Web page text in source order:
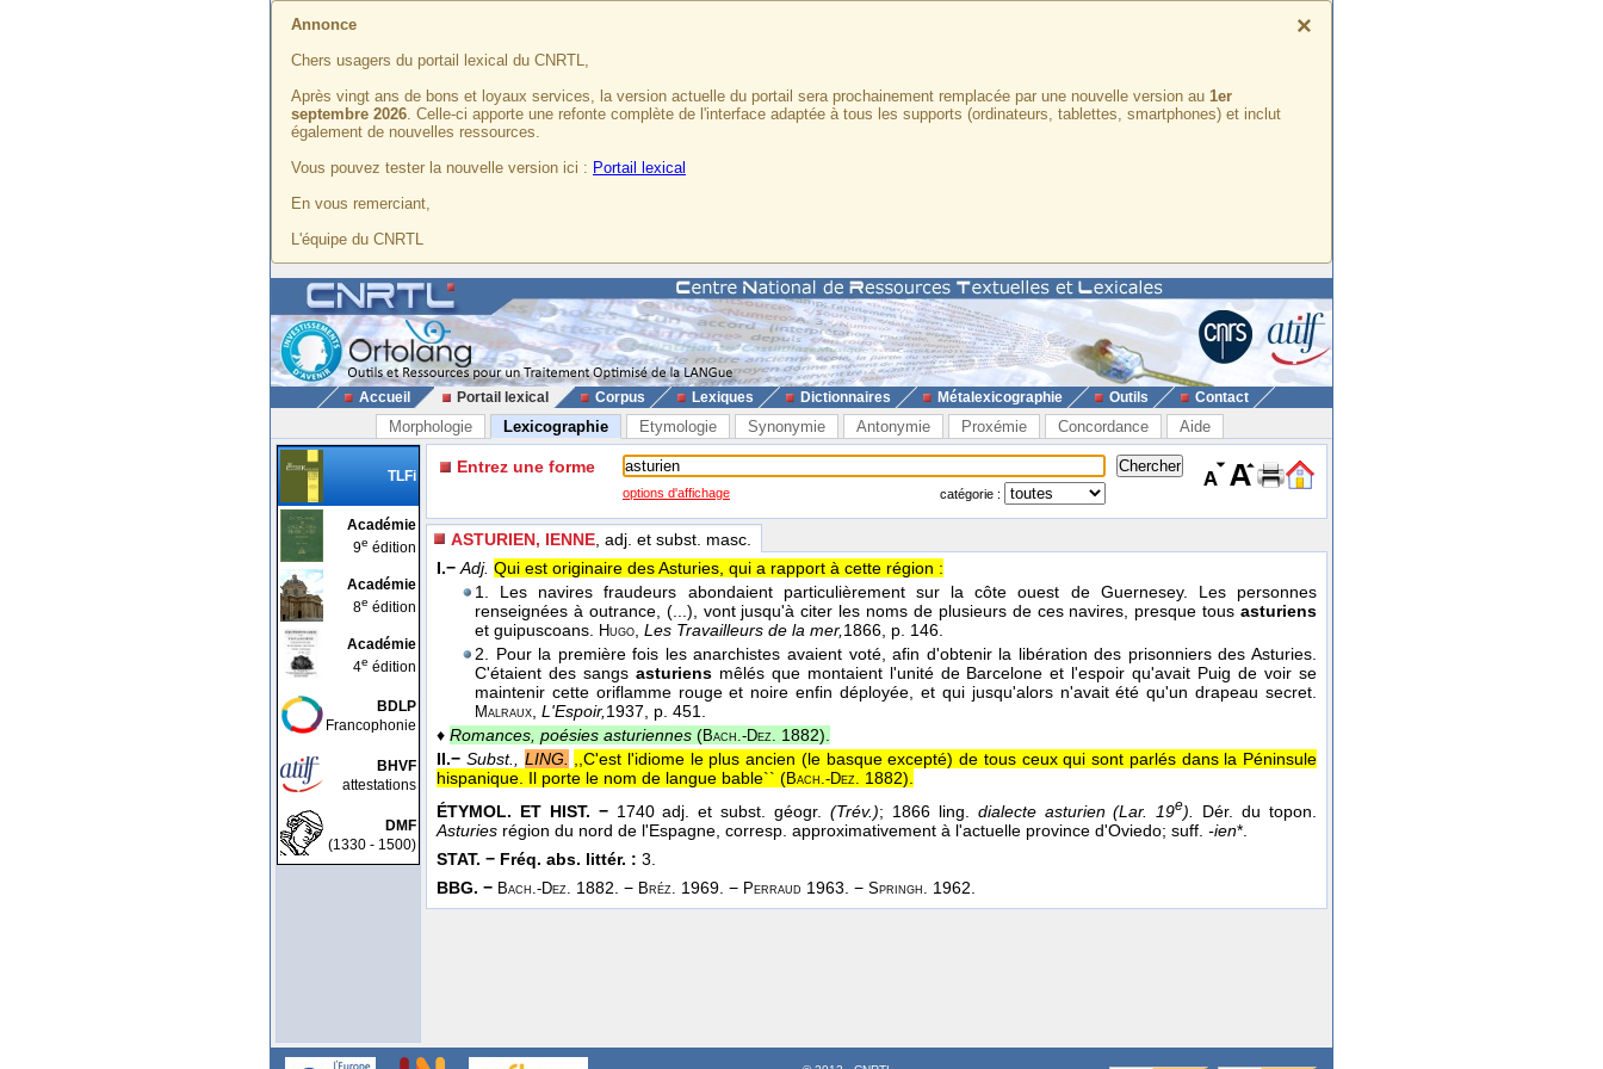
×
Annonce
Chers usagers du portail lexical du CNRTL,
Après vingt ans de bons et loyaux services, la version actuelle du portail sera prochainement remplacée par une nouvelle version au 1er
septembre 2026. Celle-ci apporte une refonte complète de l'interface adaptée à tous les supports (ordinateurs, tablettes, smartphones) et inclut
également de nouvelles ressources.
Vous pouvez tester la nouvelle version ici : Portail lexical
En vous remerciant,
L'équipe du CNRTL
Accueil Portail lexical Corpus Lexiques Dictionnaires Métalexicographie Outils Contact
Morphologie Lexicographie Etymologie Synonymie Antonymie Proxémie Concordance Aide
TLFi
Académie
9e édition
Académie
8e édition
Académie
4e édition
BDLP
Francophonie
BHVF
attestations
DMF
(1330 - 1500)
Entrez une forme
options d'affichage catégorie :
ASTURIEN, IENNE , adj. et subst. masc.
I.− Adj. Qui est originaire des Asturies, qui a rapport à cette région :
1. Les navires fraudeurs abondaient particulièrement sur la côte ouest de Guernesey. Les personnes
renseignées à outrance, (...), vont jusqu'à citer les noms de plusieurs de ces navires, presque tous asturiens
et guipuscoans. Hugo, Les Travailleurs de la mer,1866, p. 146.
2. Pour la première fois les anarchistes avaient voté, afin d'obtenir la libération des prisonniers des Asturies.
C'étaient des sangs asturiensmêlés que montaient l'unité de Barcelone et l'espoir qu'avait Puig de voir se
maintenir cette oriflamme rouge et noire enfin déployée, et qui jusqu'alors n'avait été qu'un drapeau secret.
Malraux, L'Espoir,1937, p. 451.
♦ Romances, poésies asturiennes (Bach.-Dez. 1882).
II.− Subst., LING. ,,C'est l'idiome le plus ancien (le basque excepté) de tous ceux qui sont parlés dans la Péninsule
hispanique. Il porte le nom de langue bable`` (Bach.-Dez. 1882).
ÉTYMOL. ET HIST. −1740 adj. et subst. géogr.(Trév.); 1866 ling. dialecte asturien (Lar. 19e). Dér. du topon.
Asturies région du nord de l'Espagne, corresp. approximativement à l'actuelle province d'Oviedo; suff. -ien*.
STAT. − Fréq. abs. littér. : 3.
BBG. − Bach.-Dez. 1882. − Bréz. 1969. − Perraud 1963. − Springh. 1962.